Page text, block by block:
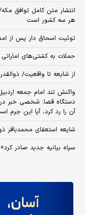
انتشار متن کامل توافق
هر سه کشور است
توئیت اسحاق دار پس از
حملات به کشتی‌های
از شایعه تا واقعیت/
واکنش تند امام جمعه
دستگاه قضا: شخصی خبر
آن را رد کرد، آیا این جرم
شایعه استعفای محمدباقر
سپاه بیانیه جدید صادر